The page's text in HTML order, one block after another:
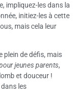
impliquez-les dans la
initiez-les à cette
mais cela leur
plein de défis, mais
jeunes parents,
et douceur !
les